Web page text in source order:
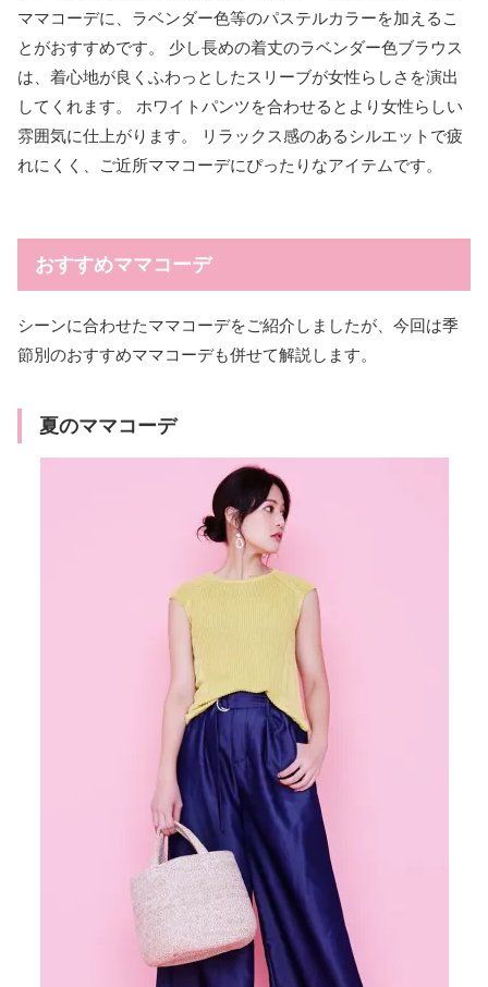
ママコーデに、ラベンダー色等のパステルカラーを加えるこ
とがおすすめです。 少し長めの着丈のラベンダー色ブラウス
は、着心地が良くふわっとしたスリーブが女性らしさを演出
してくれます。 ホワイトパンツを合わせるとより女性らしい
雰囲気に仕上がります。 リラックス感のあるシルエットで疲
れにくく、ご近所ママコーデにぴったりなアイテムです。
おすすめママコーデ
シーンに合わせたママコーデをご紹介しましたが、今回は季
節別のおすすめママコーデも併せて解説します。
夏のママコーデ